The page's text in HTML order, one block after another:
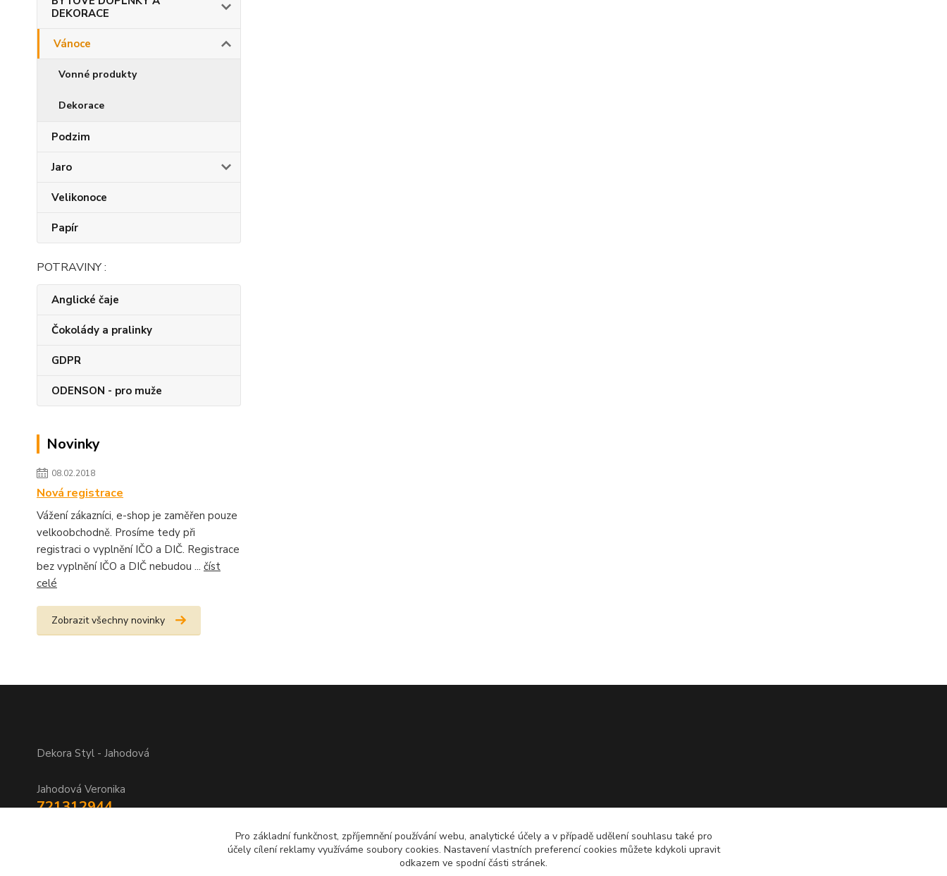
DEKORACE
Vánoce
Vonné produkty
Dekorace
Podzim
Jaro
Velikonoce
Papír
POTRAVINY :
Anglické čaje
Čokolády a pralinky
GDPR
ODENSON - pro muže
Novinky
08.02.2018
Nová registrace
Vážení zákazníci, e-shop je zaměřen pouze
velkoobchodně. Prosíme tedy při
registraci o vyplnění IČO a DIČ. Registrace
bez vyplnění IČO a DIČ nebudou ... číst
celé
Zobrazit všechny novinky
Dekora Styl - Jahodová
Jahodová Veronika
721312944
Pro základní funkčnost, zpříjemnění používání webu, analytické účely a v případě udělení souhlasu také pro
účely cílení reklamy využíváme soubory cookies. Nastavení vlastních preferencí cookies můžete kdykoli upravit
odkazem ve spodní části stránek.